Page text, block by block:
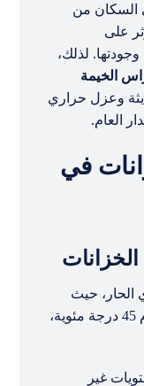
السكان من
على
وجودتها. لذلك،
الخيمة
وعزل حراري
العام.
في
الخزانات
الحار، حيث
تتجاوز درجات الحرارة في بعض الأيام 45 درجة مئوية،
غير